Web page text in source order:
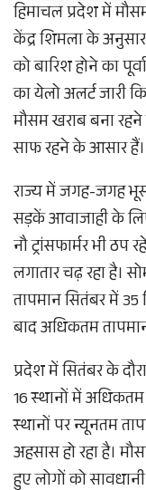
हिमाचल प्रदेश में
केंद्र शिमला के
को बारिश होने का
का येलो अलर्ट जारी
मौसम खराब बना
साफ रहने के आसार हैं।
राज्य में जगह-जगह
सड़कें आवाजाही के
नौ ट्रांसफार्मर भी ठप
लगातार चढ़ रहा है।
तापमान सितंबर में 35
बाद अधिकतम
प्रदेश में सितंबर के
16 स्थानों में अधिकतम
स्थानों पर न्यूनतम
अहसास हो रहा है।
हुए लोगों को